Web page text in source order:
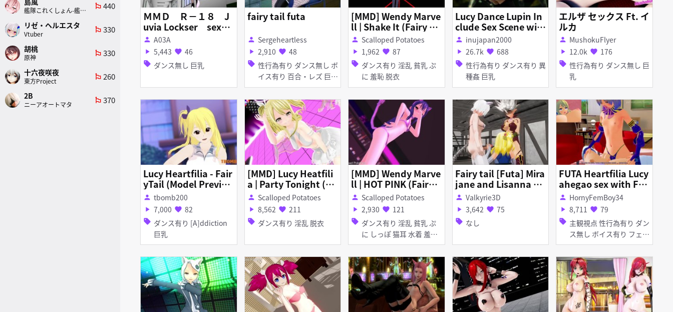
ＭＭＤ Ｒ－１８ J
uvia Lockser sexy
walk
person A03A
play_arrow 5,443 favorite 46
sell ダンス無し 巨乳
fairy tail futa
person Sergeheartless
play_arrow 2,910 favorite 48
sell 性行為有り ダンス無し ボ
イス有り 百合・レズ 巨乳
ふたなり パイズリ フェラ
[MMD] Wendy Marve
ll | Shake It (Fairy Ta
il)
person Scalloped Potatoes
play_arrow 1,962 favorite 87
sell ダンス有り 淫乱 貧乳 ぷ
に 羞恥 脱衣
Lucy Dance Lupin In
clude Sex Scene wit
h Goblin
person inujapan2000
play_arrow 26.7k favorite 688
sell 性行為有り ダンス有り 異
種姦 巨乳
エルザ セックス Ft. イ
ルカ
person MushokuFlyer
play_arrow 12.0k favorite 176
sell 性行為有り ダンス無し 巨
乳
Lucy Heartfilia - Fair
yTail (Model Previe
w)
person tbomb200
play_arrow 7,000 favorite 82
sell ダンス有り [A]ddiction
巨乳
[MMD] Lucy Heatfili
a | Party Tonight (Fa
iry Tail)
person Scalloped Potatoes
play_arrow 8,562 favorite 211
sell ダンス有り 淫乱 脱衣
[MMD] Wendy Marve
ll | HOT PINK (Fairy T
ail)
person Scalloped Potatoes
play_arrow 2,930 favorite 121
sell ダンス有り 淫乱 貧乳 ぷ
に しっぽ 猫耳 水着 羞恥
脱衣
Fairy tail [Futa] Mira
jane and Lisanna x L
ucy
person Valkyrie3D
play_arrow 3,642 favorite 75
sell なし
FUTA Heartfilia Lucy
ahegao sex with Fe
mboy (Fairy Tail)
person HornyFemBoy34
play_arrow 8,711 favorite 79
sell 主観視点 性行為有り ダン
ス無し ボイス有り フェラ
巨乳 ふたなり
艦隊これくしょん-艦これ-
emoji_flags 440
リゼ・ヘルエスタ
Vtuber
emoji_flags 330
胡桃
原神
emoji_flags 330
十六夜咲夜
東方Project
emoji_flags 260
2B
ニーアオートマタ
emoji_flags 370